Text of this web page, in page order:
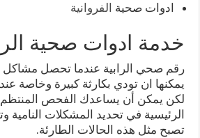
ادوات صحية الفروانية
خدمة ادوات صحية
رقم صحي الرابية عندما تحصل مشاكل
يمكنها ان تودي بكارثة كبيرة وخاصة عند
لكن يمكن أن يساعدك الفحص المنتظم
الرئيسية في تحديد المشكلات النامية
تصبح مثل هذه الحالات الطارئة.